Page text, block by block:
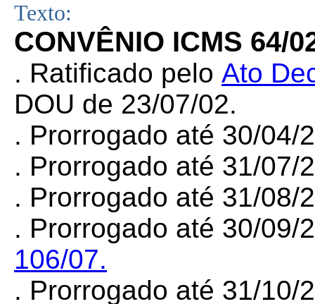
Texto:
CONVÊNIO ICMS 64/
. Ratificado pelo Ato
DOU de 23/07/02.
. Prorrogado até 30/
. Prorrogado até 31/07/
. Prorrogado até 31/08/
. Prorrogado até 30/09/
106/07.
. Prorrogado até 31/10/